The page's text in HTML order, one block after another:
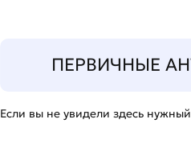
ПЕРВИЧНЫЕ
Если вы не увидели здесь